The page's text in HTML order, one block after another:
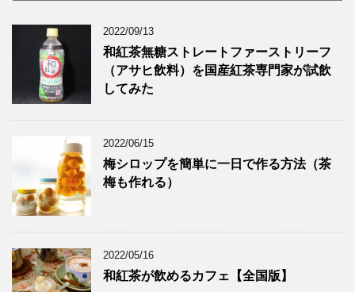
2022/09/13
和紅茶無糖ストレートファーストリーフ
（アサヒ飲料）を国産紅茶専門家が試飲
してみた
2022/06/15
梅シロップを簡単に一日で作る方法（茶
梅も作れる）
2022/05/16
和紅茶が飲めるカフェ【全国版】